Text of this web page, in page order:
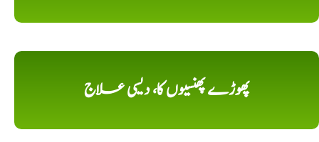
پھوڑے پھنسیوں کا، دیسی علاج